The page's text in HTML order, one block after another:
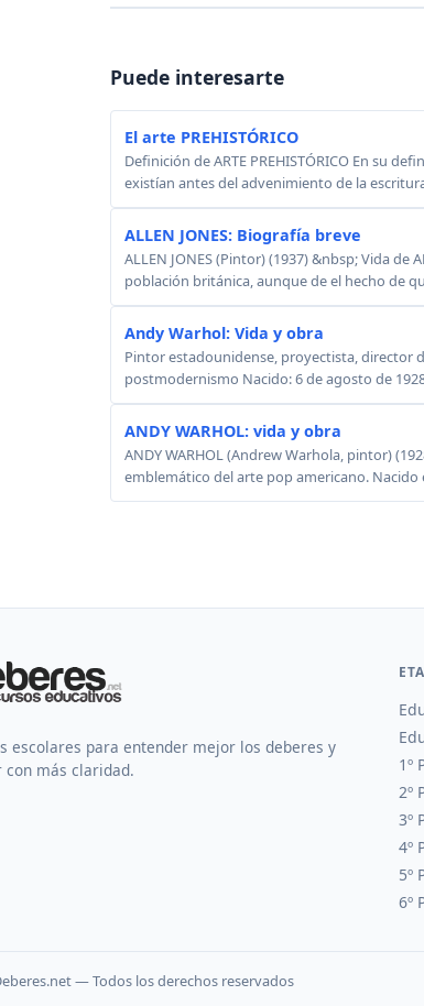
Puede interesarte
El arte PREHISTÓRICO
Definición de ARTE PREHISTÓRICO En su
existían antes del advenimiento de la
ALLEN JONES: Biografía breve
ALLEN JONES (Pintor) (1937) &nbsp; Vida de
población británica, aunque de el hecho de
Andy Warhol: Vida y obra
Pintor estadounidense, proyectista, director
postmodernismo Nacido: 6 de agosto de
ANDY WARHOL: vida y obra
ANDY WARHOL (Andrew Warhola, pintor)
emblemático del arte pop americano.
escolares para entender mejor los deberes y
con más claridad.
1º
2º
3º
4º
5º
6º
— Todos los derechos reservados